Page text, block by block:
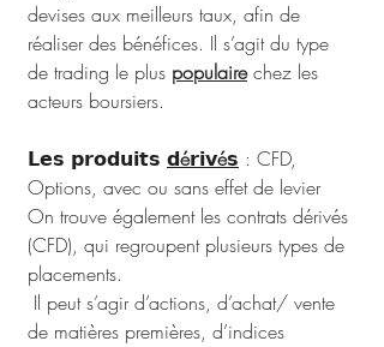
devises aux meilleurs taux, afin de
réaliser des bénéfices. Il s’agit du type
de trading le plus populaire chez les
acteurs boursiers.
𝗟𝗲𝘀 𝗽𝗿𝗼𝗱𝘂𝗶𝘁𝘀 𝗱é𝗿𝗶𝘃é𝘀 : CFD,
Options, avec ou sans effet de levier
On trouve également les contrats dérivés
(CFD), qui regroupent plusieurs types de
placements.
de matières premières, d’indices